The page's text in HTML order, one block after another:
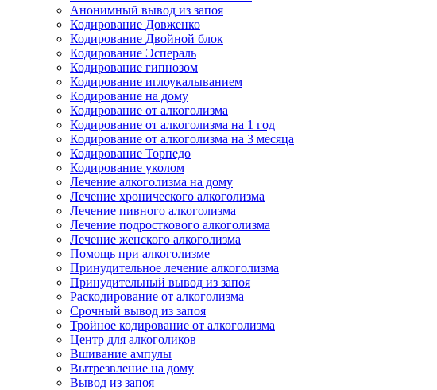
Анонимный вывод из запоя
Кодирование Довженко
Кодирование Двойной блок
Кодирование Эспераль
Кодирование гипнозом
Кодирование иглоукалыванием
Кодирование на дому
Кодирование от алкоголизма
Кодирование от алкоголизма на 1 год
Кодирование от алкоголизма на 3 месяца
Кодирование Торпедо
Кодирование уколом
Лечение алкоголизма на дому
Лечение хронического алкоголизма
Лечение пивного алкоголизма
Лечение подросткового алкоголизма
Лечение женского алкоголизма
Помощь при алкоголизме
Принудительное лечение алкоголизма
Принудительный вывод из запоя
Раскодирование от алкоголизма
Срочный вывод из запоя
Тройное кодирование от алкоголизма
Центр для алкоголиков
Вшивание ампулы
Вытрезвление на дому
Вывод из запоя